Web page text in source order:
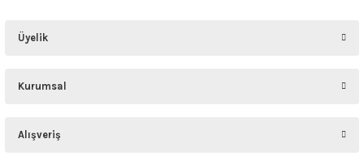
Üyelik
Kurumsal
Alışveriş